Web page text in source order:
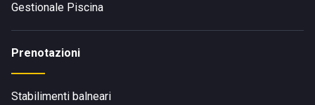
Gestionale Piscina
Prenotazioni
Stabilimenti balneari